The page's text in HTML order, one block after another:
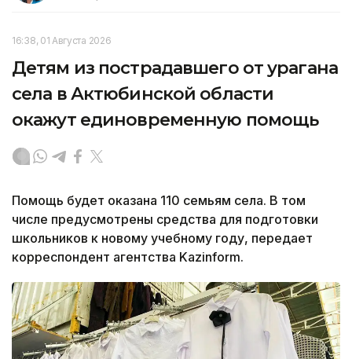
16:38, 01 Августа 2026
Детям из пострадавшего от урагана
села в Актюбинской области
окажут единовременную помощь
Помощь будет оказана 110 семьям села. В том
числе предусмотрены средства для подготовки
школьников к новому учебному году, передает
корреспондент агентства Kazinform.